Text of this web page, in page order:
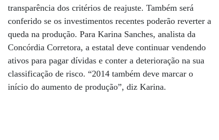
transparência dos critérios de reajuste. Também será
conferido se os investimentos recentes poderão reverter a
que­da na produção. Para Karina Sanches, analista da
Concórdia Corretora, a estatal deve continuar vendendo
ativos para pagar dívidas e conter a deterioração na sua
classificação de risco. “2014 também deve marcar o
início do aumento de produção”, diz Karina.